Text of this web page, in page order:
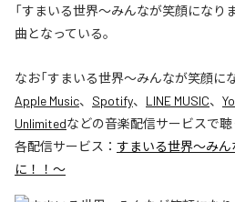
「すまいる世界〜みんなが笑顔になり
曲となっている。
なお「すまいる世界〜みんなが笑顔に
Apple Music、 Spotify、 LINE MUSIC、
Unlimitedなどの音楽配信サービスで聴
各配信サービス： すまいる世界〜み
に！！〜